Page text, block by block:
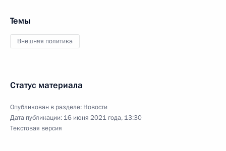
Темы
Внешняя политика
Статус материала
Опубликован в разделе: Новости
Дата публикации: 16 июня 2021 года, 13:30
Текстовая версия